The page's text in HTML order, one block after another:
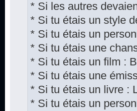
* Si les autres
* Si tu étais un style
* Si tu étais un
* Si tu étais une
* Si tu étais un film :
* Si tu étais une
* Si tu étais un livre :
* Si tu étais un